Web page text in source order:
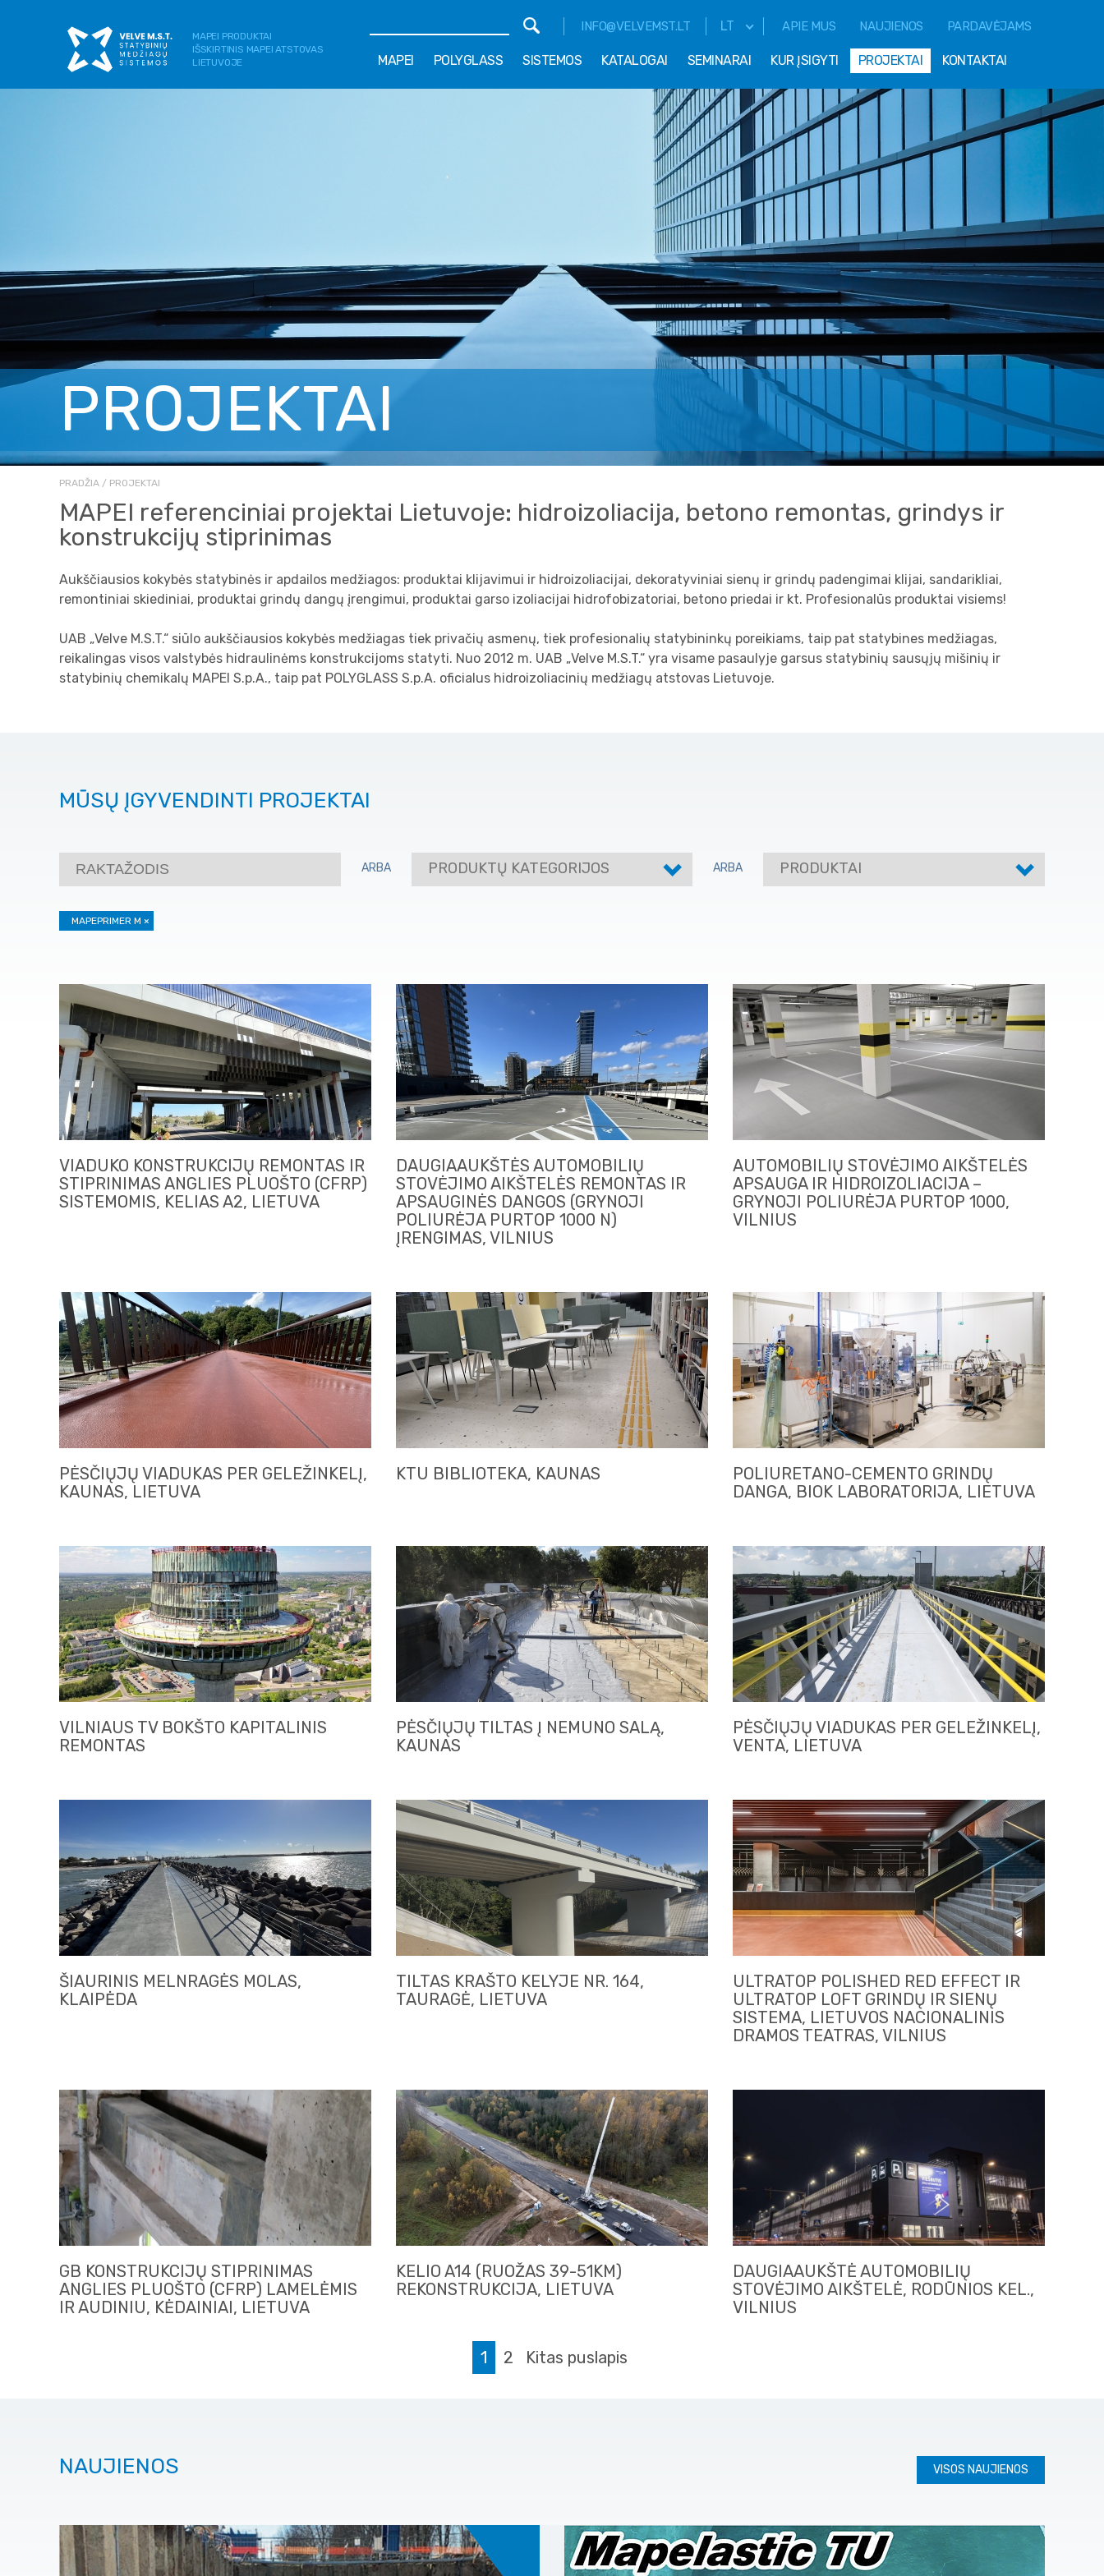
MAPEI PRODUKTAI
IŠSKIRTINIS MAPEI ATSTOVAS
LIETUVOJE
APIE MUS NAUJIENOS PARDAVĖJAMS
LT
INFO@VELVEMST.LT
MAPEI POLYGLASS SISTEMOS KATALOGAI SEMINARAI KUR ĮSIGYTI PROJEKTAI KONTAKTAI
PROJEKTAI
PRADŽIA PROJEKTAI
MAPEI referenciniai projektai Lietuvoje: hidroizoliacija, betono remontas, grindys ir
konstrukcijų stiprinimas
Aukščiausios kokybės statybinės ir apdailos medžiagos: produktai klijavimui ir hidroizoliacijai, dekoratyviniai sienų ir grindų padengimai klijai, sandarikliai,
remontiniai skiediniai, produktai grindų dangų įrengimui, produktai garso izoliacijai hidrofobizatoriai, betono priedai ir kt. Profesionalūs produktai visiems!
UAB „Velve M.S.T.“ siūlo aukščiausios kokybės medžiagas tiek privačių asmenų, tiek profesionalių statybininkų poreikiams, taip pat statybines medžiagas,
reikalingas visos valstybės hidraulinėms konstrukcijoms statyti. Nuo 2012 m. UAB „Velve M.S.T.“ yra visame pasaulyje garsus statybinių sausųjų mišinių ir
statybinių chemikalų MAPEI S.p.A., taip pat POLYGLASS S.p.A. oficialus hidroizoliacinių medžiagų atstovas Lietuvoje.
MŪSŲ ĮGYVENDINTI PROJEKTAI
ARBA PRODUKTŲ KATEGORIJOS ARBA PRODUKTAI
MAPEPRIMER M ×
VIADUKO KONSTRUKCIJŲ REMONTAS IR
STIPRINIMAS ANGLIES PLUOŠTO (CFRP)
SISTEMOMIS, KELIAS A2, LIETUVA
DAUGIAAUKŠTĖS AUTOMOBILIŲ
STOVĖJIMO AIKŠTELĖS REMONTAS IR
APSAUGINĖS DANGOS (GRYNOJI
POLIURĖJA PURTOP 1000 N)
ĮRENGIMAS, VILNIUS
AUTOMOBILIŲ STOVĖJIMO AIKŠTELĖS
APSAUGA IR HIDROIZOLIACIJA –
GRYNOJI POLIURĖJA PURTOP 1000,
VILNIUS
PĖSČIŲJŲ VIADUKAS PER GELEŽINKELĮ,
KAUNAS, LIETUVA
KTU BIBLIOTEKA, KAUNAS
POLIURETANO-CEMENTO GRINDŲ
DANGA, BIOK LABORATORIJA, LIETUVA
VILNIAUS TV BOKŠTO KAPITALINIS
REMONTAS
PĖSČIŲJŲ TILTAS Į NEMUNO SALĄ,
KAUNAS
PĖSČIŲJŲ VIADUKAS PER GELEŽINKELĮ,
VENTA, LIETUVA
ŠIAURINIS MELNRAGĖS MOLAS,
KLAIPĖDA
TILTAS KRAŠTO KELYJE NR. 164,
TAURAGĖ, LIETUVA
ULTRATOP POLISHED RED EFFECT IR
ULTRATOP LOFT GRINDŲ IR SIENŲ
SISTEMA, LIETUVOS NACIONALINIS
DRAMOS TEATRAS, VILNIUS
GB KONSTRUKCIJŲ STIPRINIMAS
ANGLIES PLUOŠTO (CFRP) LAMELĖMIS
IR AUDINIU, KĖDAINIAI, LIETUVA
KELIO A14 (RUOŽAS 39-51KM)
REKONSTRUKCIJA, LIETUVA
DAUGIAAUKŠTĖ AUTOMOBILIŲ
STOVĖJIMO AIKŠTELĖ, RODŪNIOS KEL.,
VILNIUS
1 2 Kitas puslapis
NAUJIENOS VISOS NAUJIENOS